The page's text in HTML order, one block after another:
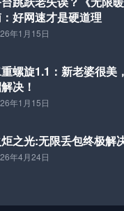
好网速才是硬道理
年1月15日
螺旋1.1：新老婆很美
决！
年1月15日
之光:无限丢包终极解
年4月24日